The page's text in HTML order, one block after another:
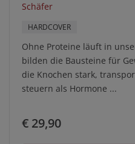
Schäfer
HARDCOVER
Ohne Proteine läuft in
bilden die Bausteine für
die Knochen stark,
steuern als Hormone ...
€ 29,90